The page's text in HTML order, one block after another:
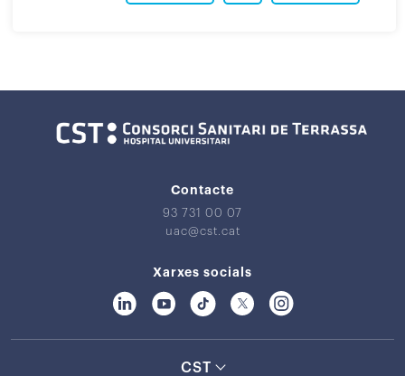
Contacte
93 731 00 07
uac@cst.cat
Xarxes socials
CST